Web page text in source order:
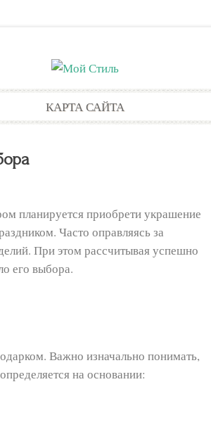
to
КАРТА САЙТА
планируется приобрети украшение
Часто оправляясь за
При этом рассчитывая успешно
его выбора.
Важно изначально понимать,
на основании: